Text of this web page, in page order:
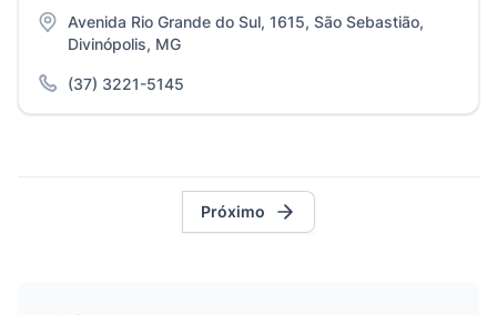
Avenida Rio Grande do Sul, 1615, São Sebastião,
Divinópolis, MG
(37) 3221-5145
Próximo